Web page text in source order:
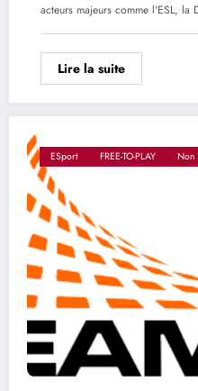
acteurs majeurs comme l'ESL, la
Lire la suite
ESport FREE-TO-PLAY Non